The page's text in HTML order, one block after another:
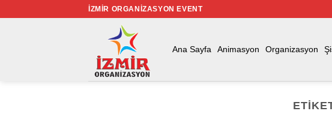
İZMIR ORGANIZASYON EVENT
Ana Sayfa Animasyon Organizasyon